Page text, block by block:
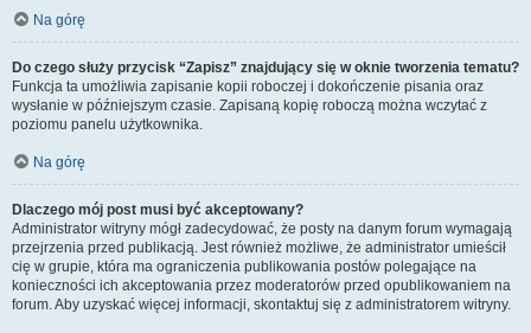
Na górę
Do czego służy przycisk “Zapisz” znajdujący się w oknie tworzenia tematu?
Funkcja ta umożliwia zapisanie kopii roboczej i dokończenie pisania oraz
wysłanie w późniejszym czasie. Zapisaną kopię roboczą można wczytać z
poziomu panelu użytkownika.
Na górę
Dlaczego mój post musi być akceptowany?
Administrator witryny mógł zadecydować, że posty na danym forum wymagają
przejrzenia przed publikacją. Jest również możliwe, że administrator umieścił
cię w grupie, która ma ograniczenia publikowania postów polegające na
konieczności ich akceptowania przez moderatorów przed opublikowaniem na
forum. Aby uzyskać więcej informacji, skontaktuj się z administratorem witryny.